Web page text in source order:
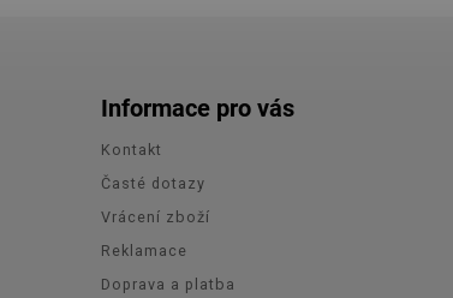
Informace pro vás
Kontakt
Časté dotazy
Vrácení zboží
Reklamace
Doprava a platba